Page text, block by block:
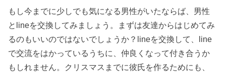
もし今までに少しでも気になる男性がいたならば、男性
とlineを交換してみましょう。まずは友達からはじめてみ
るのもいいのではないでしょうか？lineを交換して、line
で交流をはかっているうちに、仲良くなって付き合うか
もしれません。クリスマスまでに彼氏を作るためにも、